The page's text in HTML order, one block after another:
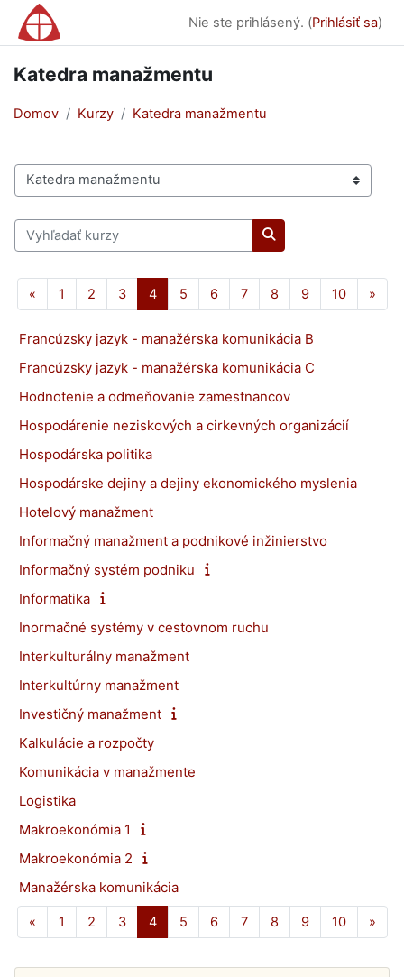
Preskočiť na hlavný obsah
Nie ste prihlásený. (Prihlásiť sa)
Katedra manažmentu
Domov Kurzy Katedra manažmentu
Kategórie kurzov
Vyhľadať kurzy
Vyhľadať kurzy
«Predchádzajúca stránka
1 Strana 1
2Strana 2
3Strana 3
4Strana 4
5Strana 5
6Strana 6
7Strana 7
8Strana 8
9Strana 9
10Strana 10
»
Francúzsky jazyk - manažérska komunikácia B
Francúzsky jazyk - manažérska komunikácia C
Hodnotenie a odmeňovanie zamestnancov
Hospodárenie neziskových a cirkevných organizácií
Hospodárska politika
Hospodárske dejiny a dejiny ekonomického myslenia
Hotelový manažment
Informačný manažment a podnikové inžinierstvo
Informačný systém podniku
Informatika
Inormačné systémy v cestovnom ruchu
Interkulturálny manažment
Interkultúrny manažment
Investičný manažment
Kalkulácie a rozpočty
Komunikácia v manažmente
Logistika
Makroekonómia 1
Makroekonómia 2
Manažérska komunikácia
«Predchádzajúca stránka
1 Strana 1
2Strana 2
3Strana 3
4Strana 4
5Strana 5
6Strana 6
7Strana 7
8Strana 8
9Strana 9
10Strana 10
»